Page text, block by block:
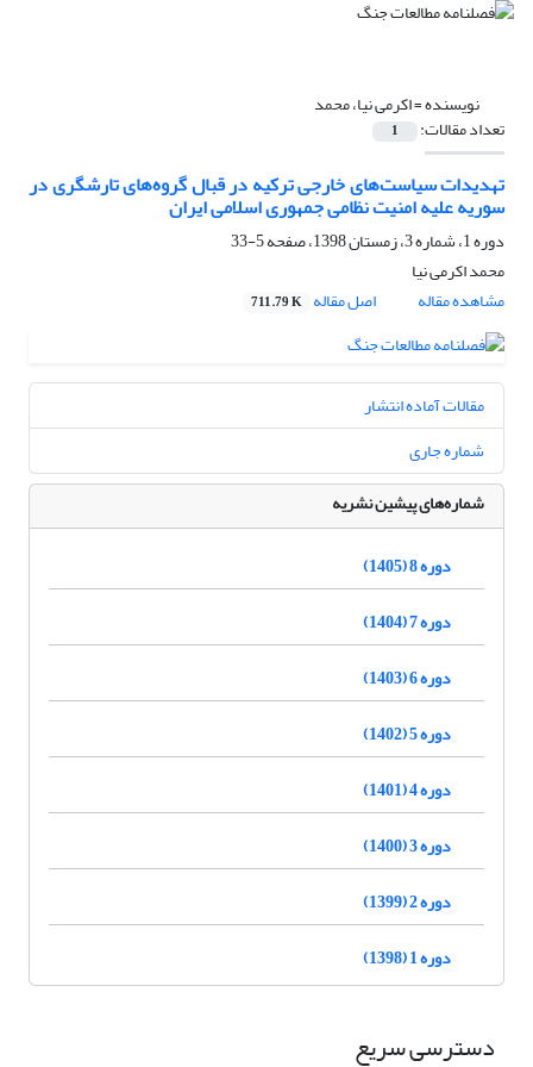
نویسنده =اکرمی نیا، محمد
تعداد مقالات: 1
تهدیدات سیاست‌های خارجی ترکیه در قبال گروه‌های تارشگری در
سوریه علیه امنیت نظامی جمهوری اسلامی ایران
دوره 1، شماره 3، زمستان 1398، صفحه
5-33
محمد اکرمی نیا
مشاهده مقاله
اصل مقاله 711.79 K
مقالات آماده انتشار
شماره جاری
شماره‌های پیشین نشریه
دوره 8 (1405)
دوره 7 (1404)
دوره 6 (1403)
دوره 5 (1402)
دوره 4 (1401)
دوره 3 (1400)
دوره 2 (1399)
دوره 1 (1398)
دسترسی سریع